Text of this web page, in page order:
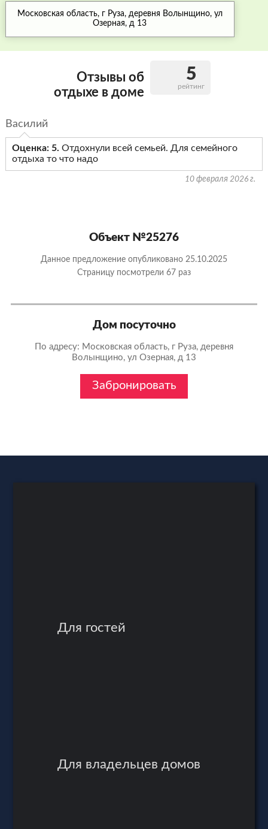
Московская область, г Руза, деревня Волынщино, ул
Озерная, д 13
Отзывы об
отдыхе в доме
5
рейтинг
Василий
Оценка: 5. Отдохнули всей семьей. Для семейного
отдыха то что надо
10 февраля 2026 г.
Объект №25276
Данное предложение опубликовано 25.10.2025
Страницу посмотрели 67 раз
Дом посуточно
По адресу: Московская область, г Руза, деревня
Волынщино, ул Озерная, д 13
Забронировать
Для гостей
Для владельцев домов